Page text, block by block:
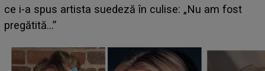
izbucnesc din senin în jurul ei, iar o situație dificilă
scapă de sub control